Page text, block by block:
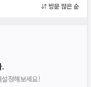
방문 많은 순
.
정해보세요!